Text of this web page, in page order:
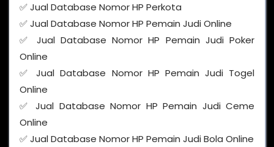
✅ Jual Database Nomor HP Perkota
✅ Jual Database Nomor HP Pemain Judi Online
✅ Jual Database Nomor HP Pemain Judi Poker
Online
✅ Jual Database Nomor HP Pemain Judi Togel
Online
✅ Jual Database Nomor HP Pemain Judi Ceme
Online
✅ Jual Database Nomor HP Pemain Judi Bola Online